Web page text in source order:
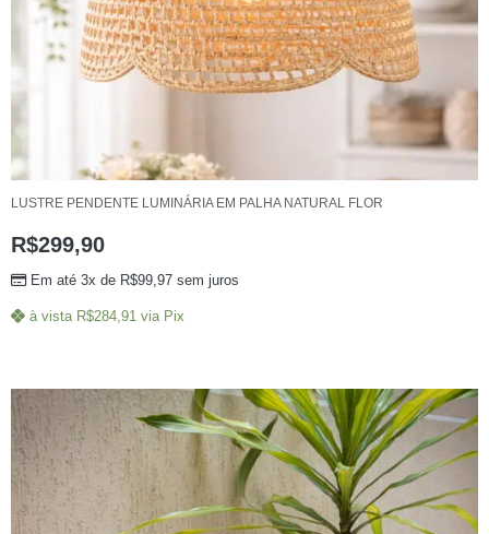
LUSTRE PENDENTE LUMINÁRIA EM PALHA NATURAL FLOR
R$299,90
Em até 3x de R$99,97 sem juros
à vista R$284,91 via Pix